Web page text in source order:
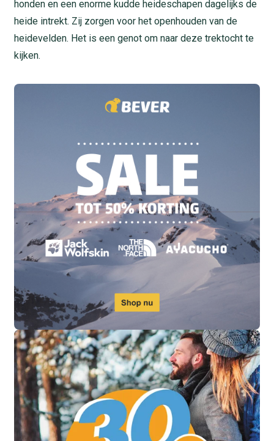
honden en een enorme kudde heideschapen dagelijks de
heide intrekt. Zij zorgen voor het openhouden van de
heidevelden. Het is een genot om naar deze trektocht te
kijken.